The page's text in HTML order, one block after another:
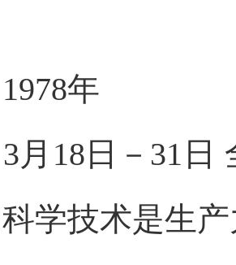
年
18日－31日
学技术是生